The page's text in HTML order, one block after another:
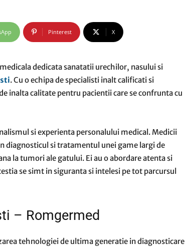
comunicate
presa
Pinterest X
dedicata sanatatii urechilor, nasului si
. Cu o echipa de specialisti inalt calificati si
inalta calitate pentru pacientii care se confrunta cu
si experienta personalului medical. Medicii
diagnosticul si tratamentul unei game largi de
la tumori ale gatului. Ei au o abordare atenta si
se simt in siguranta si intelesi pe tot parcursul
– Romgermed
tehnologiei de ultima generatie in diagnosticare